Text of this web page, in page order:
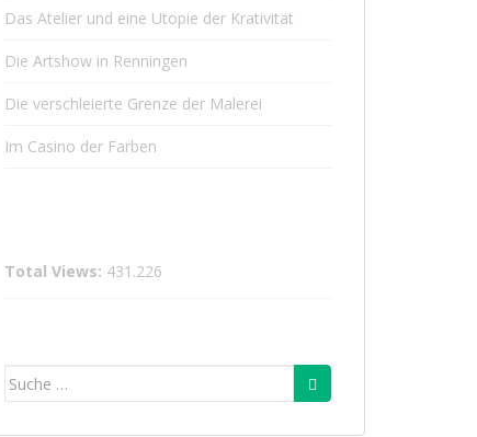
Das Atelier und eine Utopie der Krativität
Die Artshow in Renningen
Die verschleierte Grenze der Malerei
Im Casino der Farben
Total Views: 431.226
Suche